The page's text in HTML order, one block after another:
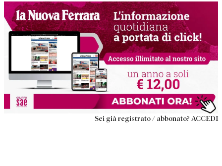
Sei già registrato / abbonato? ACCEDI